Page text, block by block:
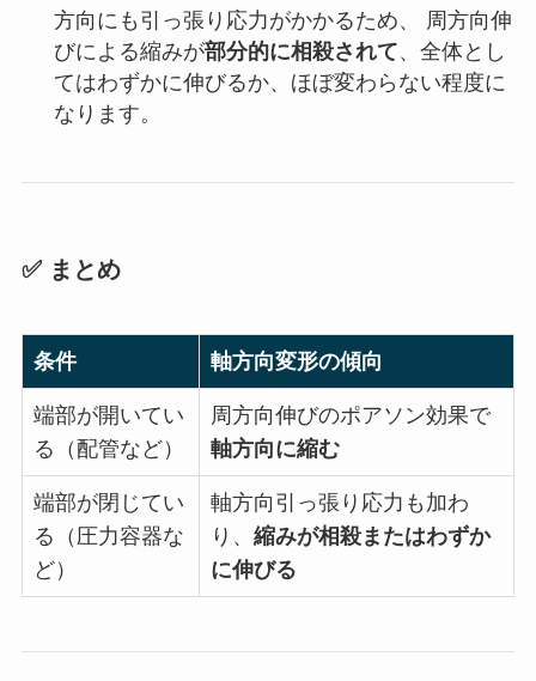
方向にも引っ張り応力がかかるため、 周方向伸
びによる縮みが部分的に相殺されて、全体とし
てはわずかに伸びるか、ほぼ変わらない程度に
なります。
✅ まとめ
条件 軸方向変形の傾向
端部が開いてい
る（配管など）
周方向伸びのポアソン効果で
軸方向に縮む
端部が閉じてい
る（圧力容器な
ど）
軸方向引っ張り応力も加わ
り、 縮みが相殺またはわずか
に伸びる